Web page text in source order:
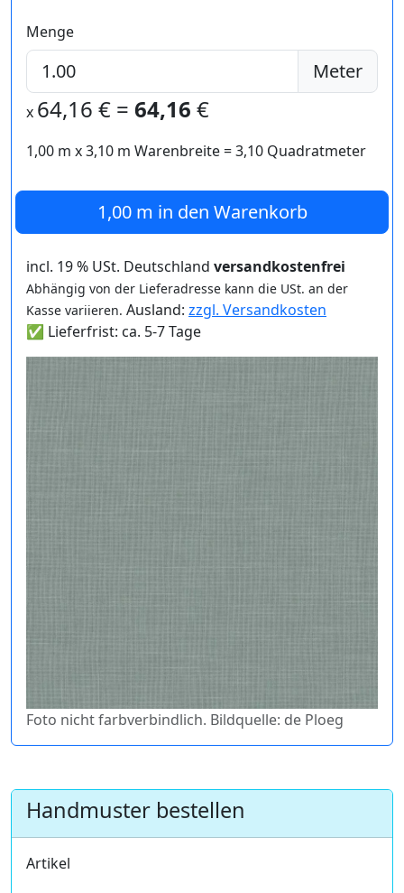
Menge
Meter
x 64,16 € = 64,16 €
1,00 m x3,10 m Warenbreite =3,10 Quadratmeter
1,00 m in den Warenkorb
incl. 19 % USt. Deutschland versandkostenfrei
Abhängig von der Lieferadresse kann die USt. an der
Kasse variieren. Ausland: zzgl. Versandkosten
✅ Lieferfrist: ca. 5-7 Tage
Foto nicht farbverbindlich. Bildquelle: de Ploeg
Handmuster bestellen
Artikel